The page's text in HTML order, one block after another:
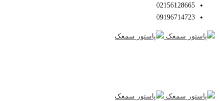
02156128665
09196714723